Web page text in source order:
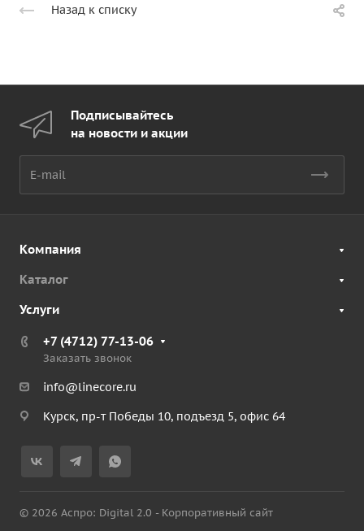
Назад к списку
Подписывайтесь
на новости и акции
Компания
Каталог
Услуги
+7 (4712) 77-13-06
Заказать звонок
info@linecore.ru
Курск, пр-т Победы 10, подъезд 5, офис 64
© 2026 Аспро: Digital 2.0 - Корпоративный сайт